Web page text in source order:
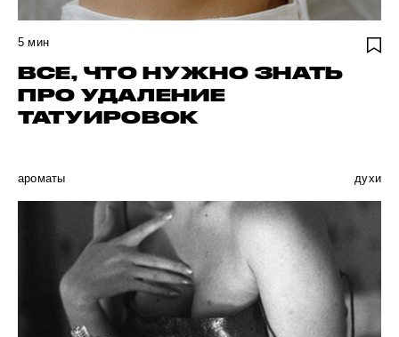
5 мин
ВСЕ, ЧТО НУЖНО ЗНАТЬ
ПРО УДАЛЕНИЕ
ТАТУИРОВОК
ароматы духи